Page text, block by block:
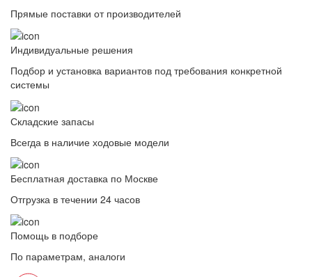
Прямые поставки от производителей
Индивидуальные решения
Подбор и установка вариантов под требования конкретной
системы
Складские запасы
Всегда в наличие ходовые модели
Бесплатная доставка по Москве
Отгрузка в течении 24 часов
Помощь в подборе
По параметрам, аналоги